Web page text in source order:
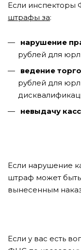
Если
штрафы за:
нарушение
рублей для
ведение
рублей для
невыдачу
Если нарушение
штраф может
вынесенным
Если у вас есть